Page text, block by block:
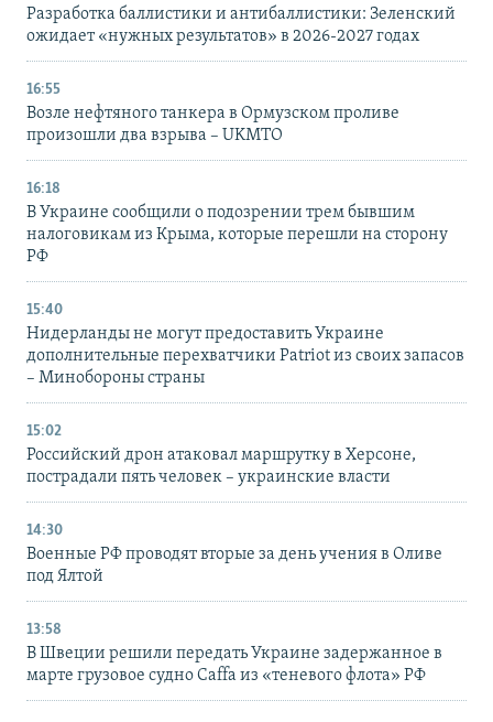
Разработка баллистики и антибаллистики: Зеленский
ожидает «нужных результатов» в 2026-2027 годах
16:55
Возле нефтяного танкера в Ормузском проливе
произошли два взрыва – UKMTO
16:18
В Украине сообщили о подозрении трем бывшим
налоговикам из Крыма, которые перешли на сторону
РФ
15:40
Нидерланды не могут предоставить Украине
дополнительные перехватчики Patriot из своих запасов
– Минобороны страны
15:02
Российский дрон атаковал маршрутку в Херсоне,
пострадали пять человек – украинские власти
14:30
Военные РФ проводят вторые за день учения в Оливе
под Ялтой
13:58
В Швеции решили передать Украине задержанное в
марте грузовое судно Caffa из «теневого флота» РФ